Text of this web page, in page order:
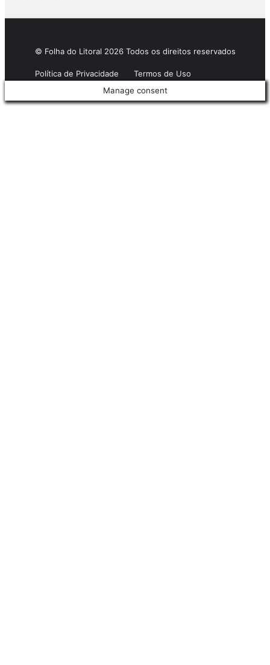
© Folha do Litoral 2026 Todos os direitos reservados
Política de Privacidade
Termos de Uso
Manage consent